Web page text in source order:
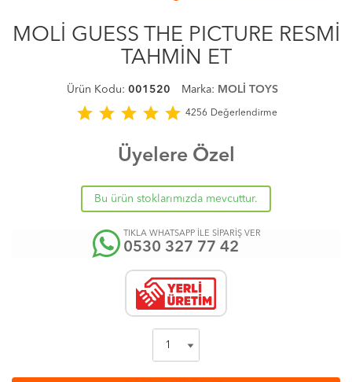
MOLİ GUESS THE PICTURE RESMİ
TAHMİN ET
Ürün Kodu: 001520 Marka: MOLİ TOYS
star star star star star 4256 Değerlendirme
Üyelere Özel
Bu ürün stoklarımızda mevcuttur.
TIKLA WHATSAPP İLE SİPARİŞ VER
0530 327 77 42